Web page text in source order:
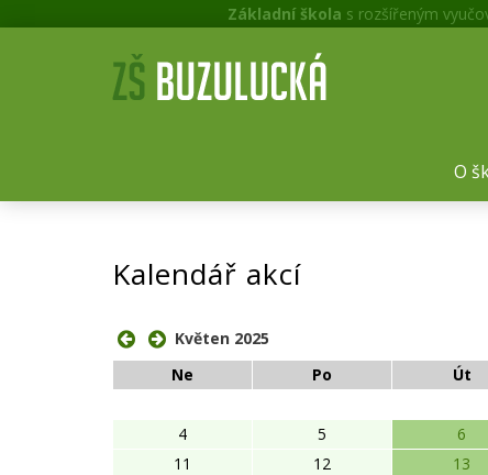
Základní škola s rozšířeným
O
Kalendář akcí
Květen 2025
Ne
Po Út
4
5 6
11
12 13